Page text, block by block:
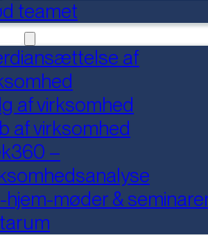
teamet
af
af virksomhed
af virksomhed
–
hjem-møder &